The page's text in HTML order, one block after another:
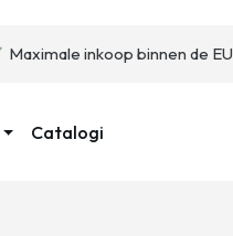
Maximale inkoop binnen de EU
Catalogi